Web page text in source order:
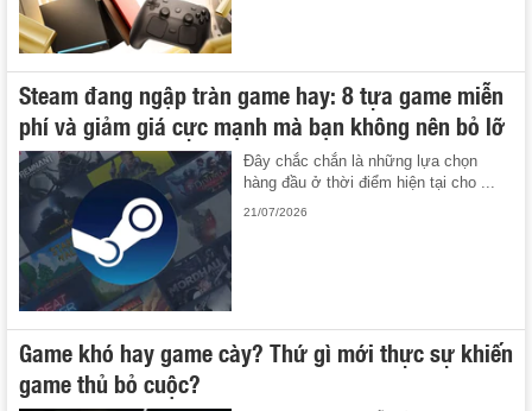
Steam đang ngập tràn game hay: 8 tựa game miễn
phí và giảm giá cực mạnh mà bạn không nên bỏ lỡ
Đây chắc chắn là những lựa chọn
hàng đầu ở thời điểm hiện tại cho ...
21/07/2026
Game khó hay game cày? Thứ gì mới thực sự khiến
game thủ bỏ cuộc?